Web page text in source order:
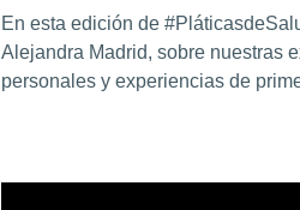
En esta edición de
Alejandra Madrid, sobre nuestras
personales y experiencias de